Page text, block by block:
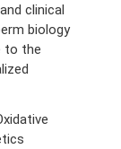
clinical
biology
to the